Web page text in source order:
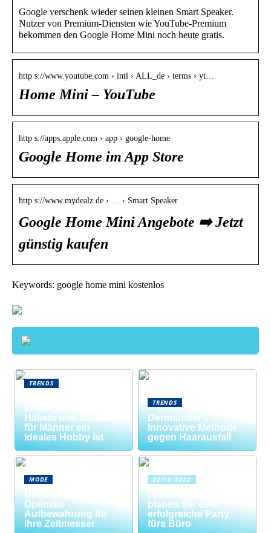
Google verschenk wieder seinen kleinen Smart Speaker.
Nutzer von Premium-Diensten wie YouTube-Premium
bekommen den Google Home Mini noch heute gratis.
http s://www.youtube.com › intl › ALL_de › terms › yt…
Home Mini – YouTube
http s://apps.apple.com › app › google-home
Google Home im App Store
http s://www.mydealz.de › … › Smart Speaker
Google Home Mini Angebote ➡️ Jetzt
günstig kaufen
Keywords: google home mini kostenlos
TRENDS
entdecken: Warum
Häkeln und Stricken
für Männer ein
ideales Hobby ist
TRENDS
Dermaroller –
Innovative Methode
gegen Haarausfall
MODE
Uhrenrolle: Die
Optimale
Aufbewahrung für
Ihre Zeitmesser
22/10/2022
Firmenfeier? So
planen Sie eine
erfolgreiche Party
fürs Büro